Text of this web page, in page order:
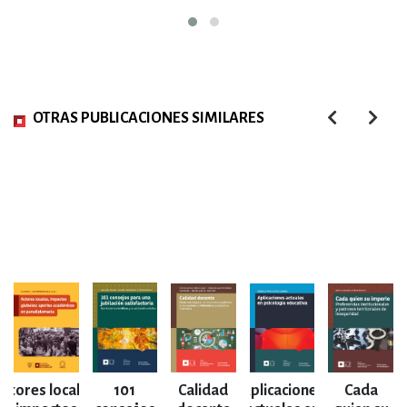
OTRAS PUBLICACIONES SIMILARES
locales,
101
Calidad
Aplicaciones
Cada